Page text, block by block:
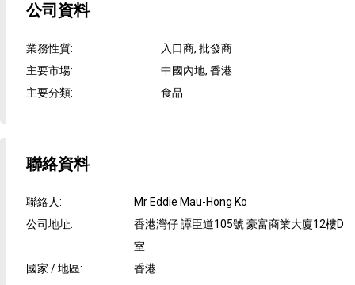
公司資料
業務性質:
入口商, 批發商
主要市場:
中國內地, 香港
主要分類: 食品
聯絡資料
聯絡人:
Mr Eddie Mau-Hong Ko
公司地址:
香港灣仔 譚臣道105號 豪富商業大廈12樓D
室
國家 / 地區: 香港